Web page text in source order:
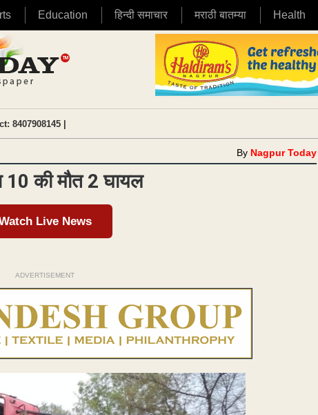
Education हिन्दी समाचार मराठी बातम्या Health
8407908145 |
By Nagpur Today
की मौत 2 घायल
Live News
ADVERTISEMENT